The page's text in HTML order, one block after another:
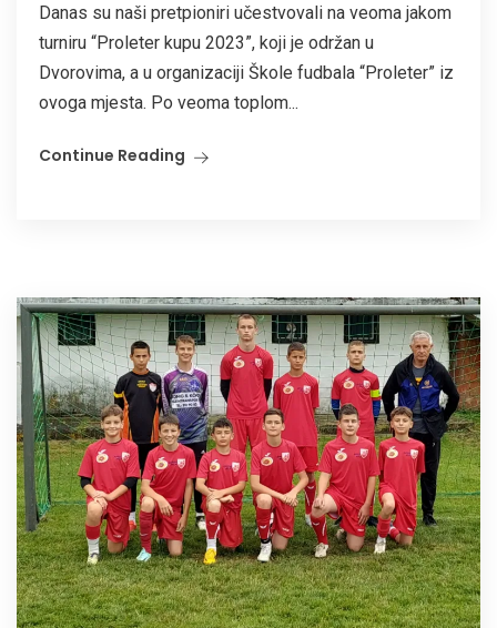
Danas su naši pretpioniri učestvovali na veoma jakom
turniru “Proleter kupu 2023”, koji je održan u
Dvorovima, a u organizaciji Škole fudbala “Proleter” iz
ovoga mjesta. Po veoma toplom...
Continue Reading